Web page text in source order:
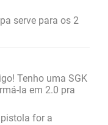
serve para os 2
Tenho uma SGK
la em 2.0 pra
for a